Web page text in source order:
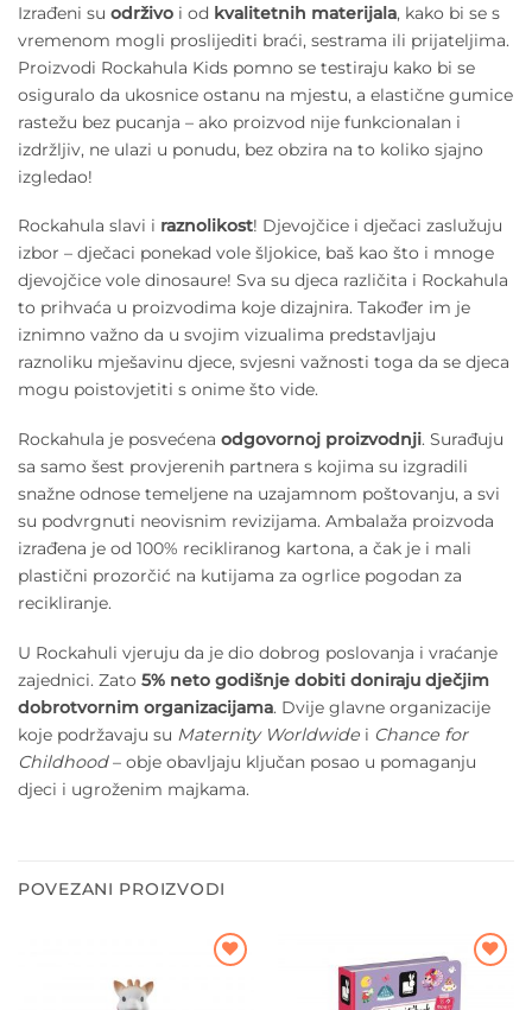
Izrađeni su održivo i od kvalitetnih materijala, kako bi se s
vremenom mogli proslijediti braći, sestrama ili prijateljima.
Proizvodi Rockahula Kids pomno se testiraju kako bi se
osiguralo da ukosnice ostanu na mjestu, a elastične gumice
rastežu bez pucanja – ako proizvod nije funkcionalan i
izdržljiv, ne ulazi u ponudu, bez obzira na to koliko sjajno
izgledao!
Rockahula slavi i raznolikost! Djevojčice i dječaci zaslužuju
izbor – dječaci ponekad vole šljokice, baš kao što i mnoge
djevojčice vole dinosaure! Sva su djeca različita i Rockahula
to prihvaća u proizvodima koje dizajnira. Također im je
iznimno važno da u svojim vizualima predstavljaju
raznoliku mješavinu djece, svjesni važnosti toga da se djeca
mogu poistovjetiti s onime što vide.
Rockahula je posvećena odgovornoj proizvodnji. Surađuju
sa samo šest provjerenih partnera s kojima su izgradili
snažne odnose temeljene na uzajamnom poštovanju, a svi
su podvrgnuti neovisnim revizijama. Ambalaža proizvoda
izrađena je od 100% recikliranog kartona, a čak je i mali
plastični prozorčić na kutijama za ogrlice pogodan za
recikliranje.
U Rockahuli vjeruju da je dio dobrog poslovanja i vraćanje
zajednici. Zato 5% neto godišnje dobiti doniraju dječjim
dobrotvornim organizacijama. Dvije glavne organizacije
koje podržavaju su Maternity Worldwide i Chance for
Childhood– obje obavljaju ključan posao u pomaganju
djeci i ugroženim majkama.
POVEZANI PROIZVODI